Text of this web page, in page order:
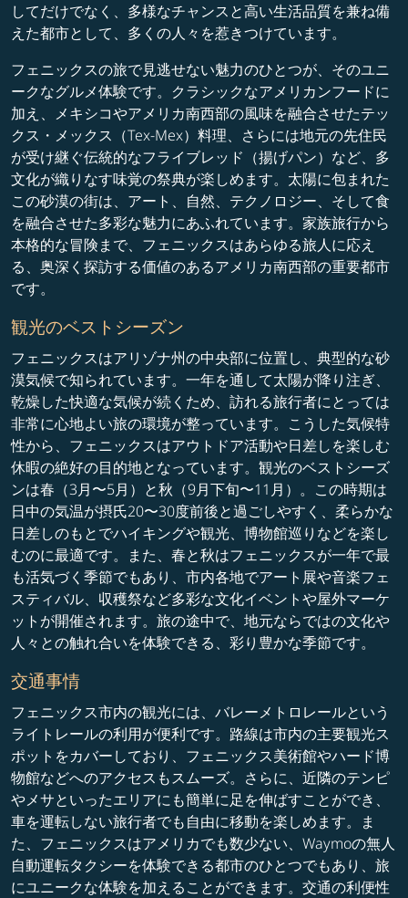
してだけでなく、多様なチャンスと高い生活品質を兼ね備
えた都市として、多くの人々を惹きつけています。
フェニックスの旅で見逃せない魅力のひとつが、そのユニ
ークなグルメ体験です。クラシックなアメリカンフードに
加え、メキシコやアメリカ南西部の風味を融合させたテッ
クス・メックス（Tex-Mex）料理、さらには地元の先住民
が受け継ぐ伝統的なフライブレッド（揚げパン）など、多
文化が織りなす味覚の祭典が楽しめます。太陽に包まれた
この砂漠の街は、アート、自然、テクノロジー、そして食
を融合させた多彩な魅力にあふれています。家族旅行から
本格的な冒険まで、フェニックスはあらゆる旅人に応え
る、奥深く探訪する価値のあるアメリカ南西部の重要都市
です。
観光のベストシーズン
フェニックスはアリゾナ州の中央部に位置し、典型的な砂
漠気候で知られています。一年を通して太陽が降り注ぎ、
乾燥した快適な気候が続くため、訪れる旅行者にとっては
非常に心地よい旅の環境が整っています。こうした気候特
性から、フェニックスはアウトドア活動や日差しを楽しむ
休暇の絶好の目的地となっています。観光のベストシーズ
ンは春（3月〜5月）と秋（9月下旬〜11月）。この時期は
日中の気温が摂氏20〜30度前後と過ごしやすく、柔らかな
日差しのもとでハイキングや観光、博物館巡りなどを楽し
むのに最適です。また、春と秋はフェニックスが一年で最
も活気づく季節でもあり、市内各地でアート展や音楽フェ
スティバル、収穫祭など多彩な文化イベントや屋外マーケ
ットが開催されます。旅の途中で、地元ならではの文化や
人々との触れ合いを体験できる、彩り豊かな季節です。
交通事情
フェニックス市内の観光には、バレーメトロレールという
ライトレールの利用が便利です。路線は市内の主要観光ス
ポットをカバーしており、フェニックス美術館やハード博
物館などへのアクセスもスムーズ。さらに、近隣のテンピ
やメサといったエリアにも簡単に足を伸ばすことができ、
車を運転しない旅行者でも自由に移動を楽しめます。ま
た、フェニックスはアメリカでも数少ない、Waymoの無人
自動運転タクシーを体験できる都市のひとつでもあり、旅
にユニークな体験を加えることができます。交通の利便性